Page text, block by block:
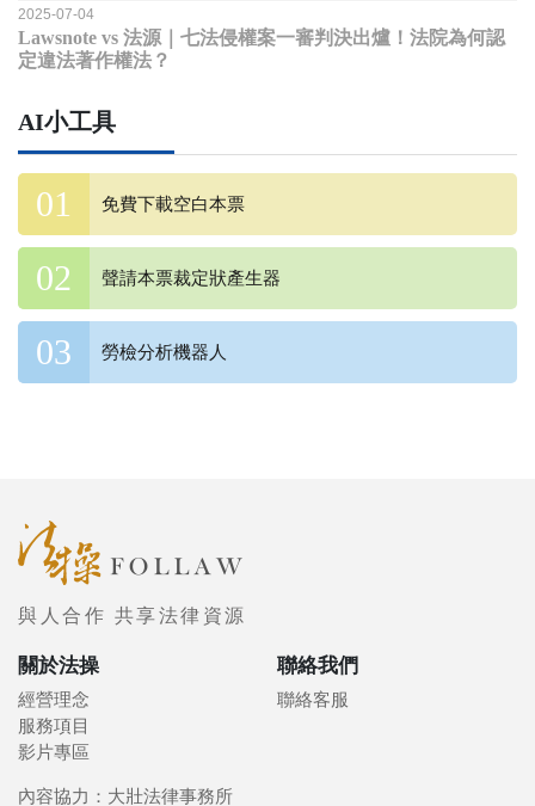
2025-07-04
Lawsnote vs 法源｜七法侵權案一審判決出爐！法院為何認
定違法著作權法？
AI小工具
免費下載空白本票
聲請本票裁定狀產生器
勞檢分析機器人
與人合作 共享法律資源
關於法操
經營理念
服務項目
影片專區
聯絡我們
聯絡客服
內容協力：大壯法律事務所